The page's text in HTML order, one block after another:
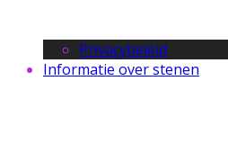
Privacybeleid
Informatie over stenen